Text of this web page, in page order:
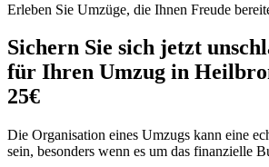
Erleben Sie Umzüge, die Ihnen Freude
Sichern Sie sich jetzt
für Ihren Umzug in
25€
Die Organisation eines Umzugs kann eine
sein, besonders wenn es um das finanzielle